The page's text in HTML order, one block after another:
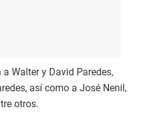
Walter y David Paredes,
así como a José Nenil,
otros.